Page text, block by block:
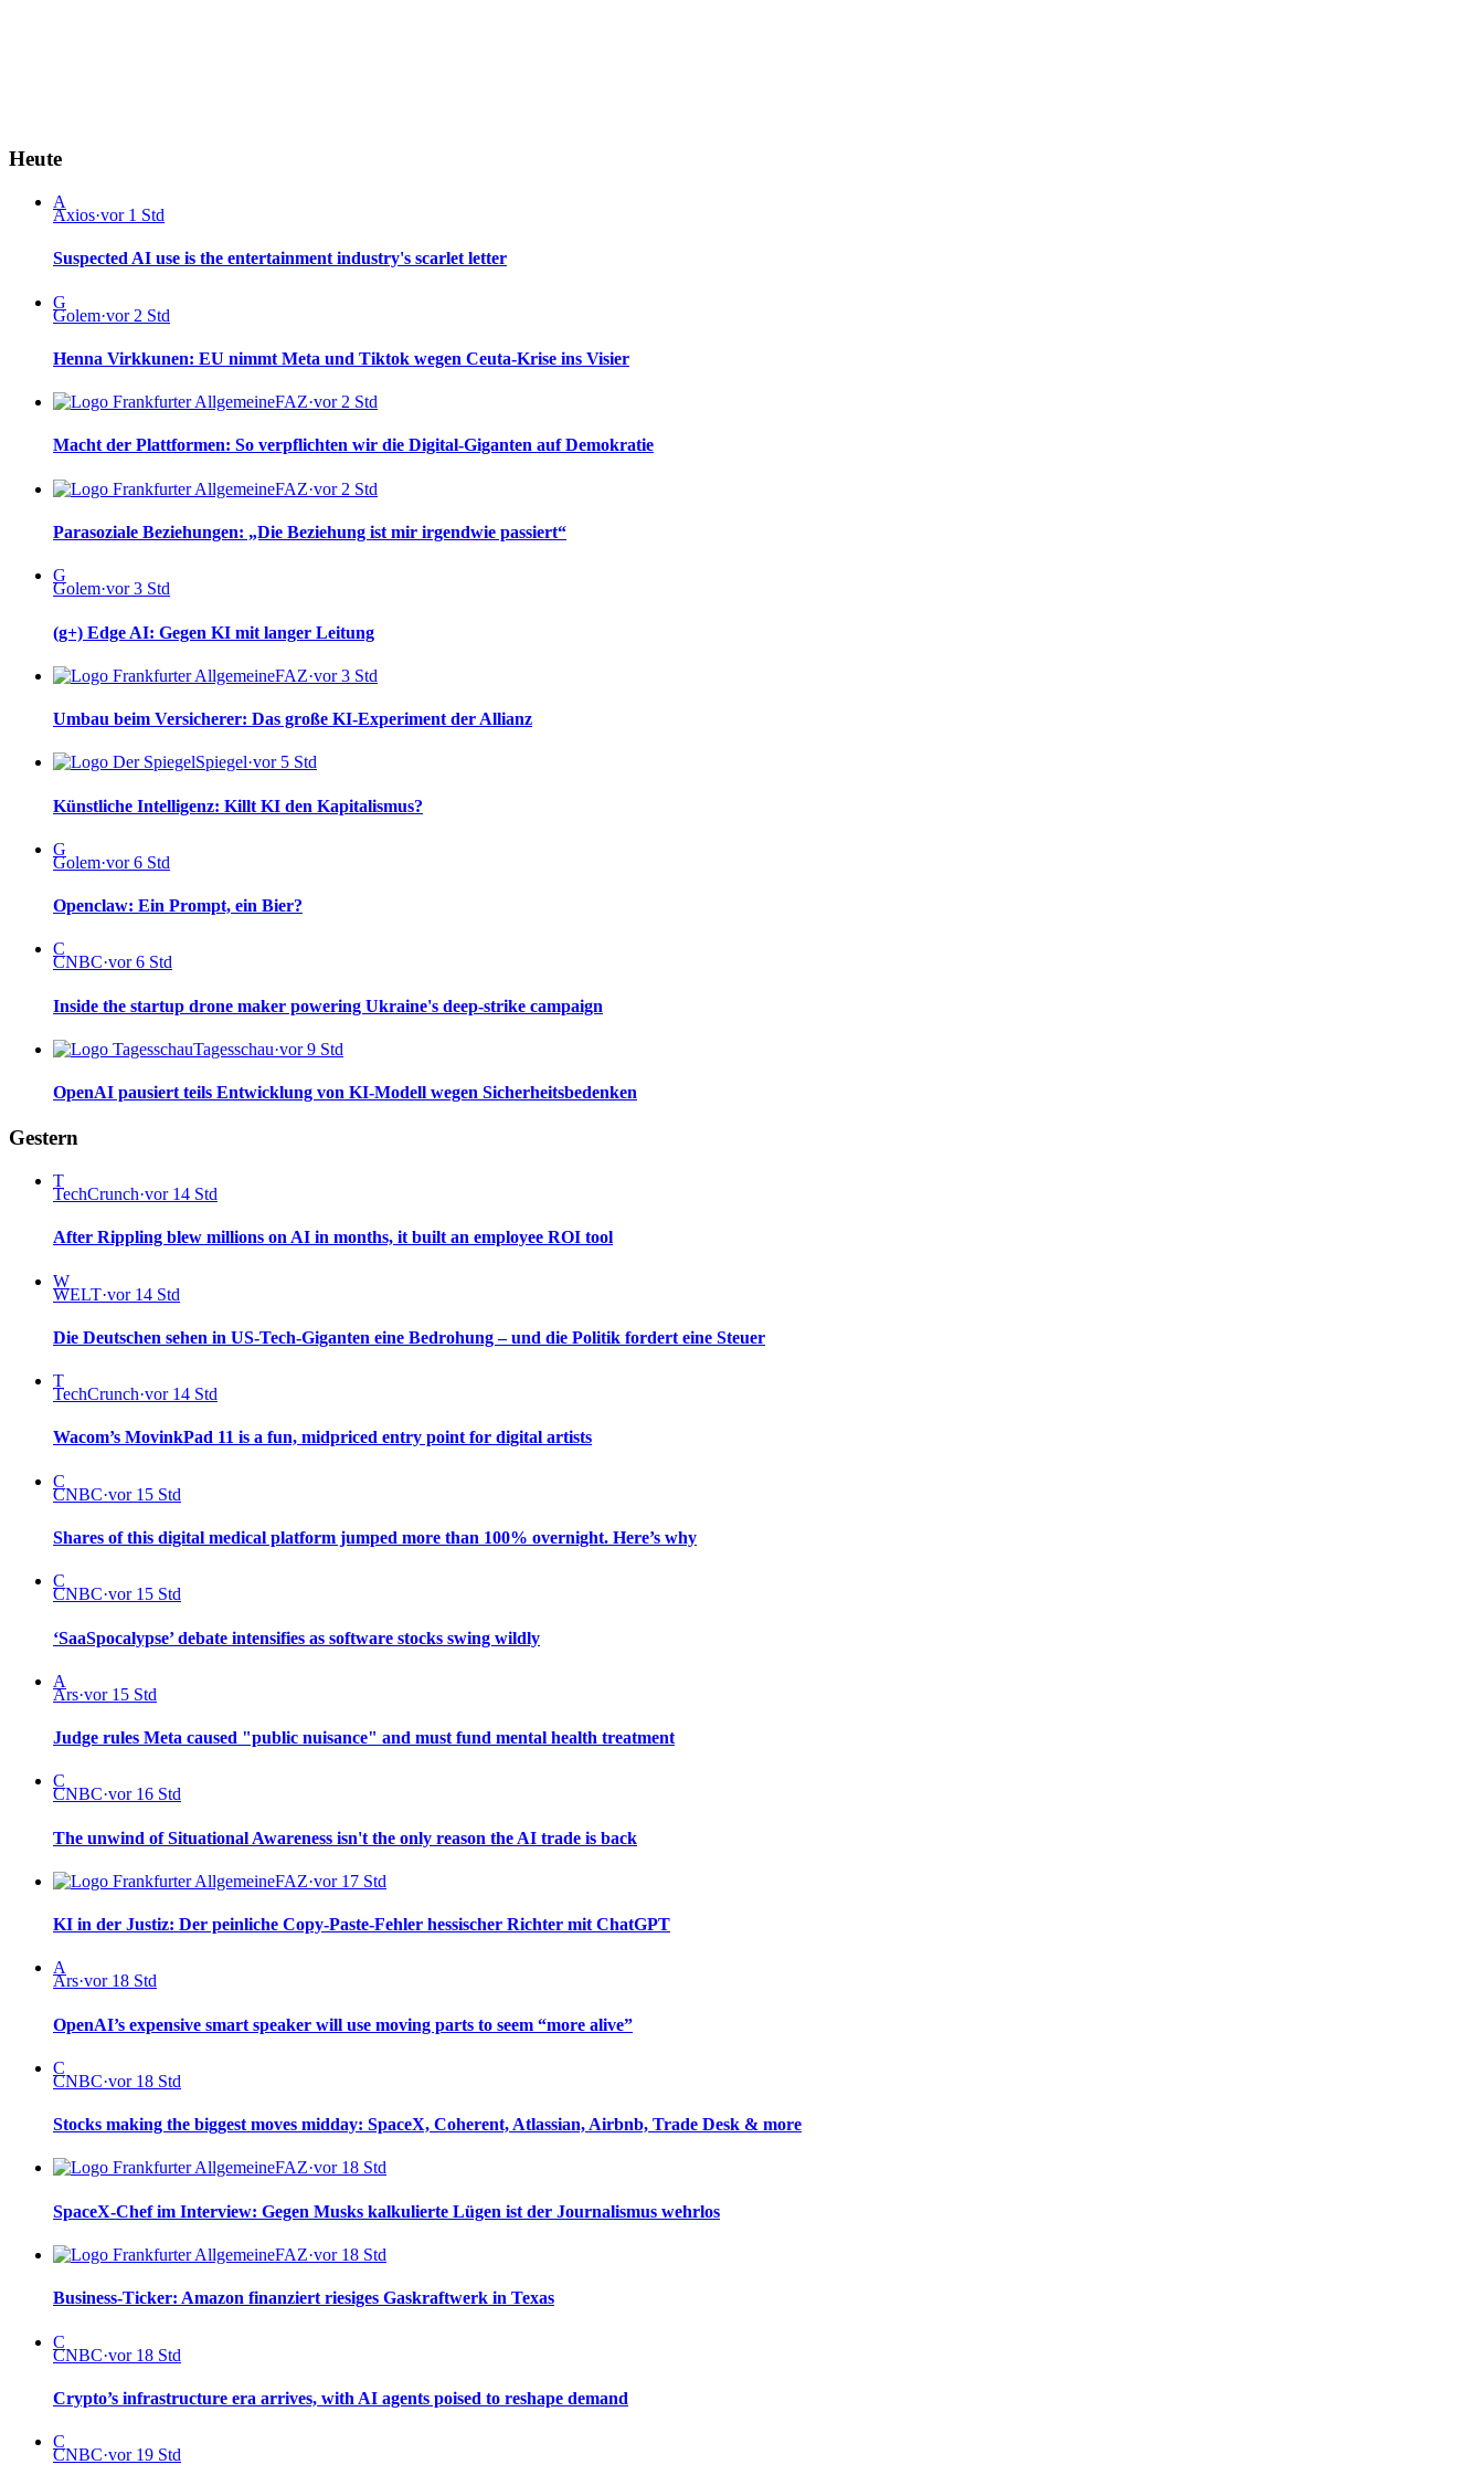
Heute
A
Axios·vor 1 Std
Suspected AI use is the entertainment industry's scarlet letter
G
Golem·vor 2 Std
Henna Virkkunen: EU nimmt Meta und Tiktok wegen Ceuta-Krise ins Visier
FAZ·vor 2 Std
Macht der Plattformen: So verpflichten wir die Digital-Giganten auf Demokratie
FAZ·vor 2 Std
Parasoziale Beziehungen: „Die Beziehung ist mir irgendwie passiert“
G
Golem·vor 3 Std
(g+) Edge AI: Gegen KI mit langer Leitung
FAZ·vor 3 Std
Umbau beim Versicherer: Das große KI-Experiment der Allianz
Spiegel·vor 5 Std
Künstliche Intelligenz: Killt KI den Kapitalismus?
G
Golem·vor 6 Std
Openclaw: Ein Prompt, ein Bier?
C
CNBC·vor 6 Std
Inside the startup drone maker powering Ukraine's deep-strike campaign
Tagesschau·vor 9 Std
OpenAI pausiert teils Entwicklung von KI-Modell wegen Sicherheitsbedenken
Gestern
T
TechCrunch·vor 14 Std
After Rippling blew millions on AI in months, it built an employee ROI tool
W
WELT·vor 14 Std
Die Deutschen sehen in US-Tech-Giganten eine Bedrohung – und die Politik fordert eine Steuer
T
TechCrunch·vor 14 Std
Wacom’s MovinkPad 11 is a fun, midpriced entry point for digital artists
C
CNBC·vor 15 Std
Shares of this digital medical platform jumped more than 100% overnight. Here’s why
C
CNBC·vor 15 Std
‘SaaSpocalypse’ debate intensifies as software stocks swing wildly
A
Ars·vor 15 Std
Judge rules Meta caused "public nuisance" and must fund mental health treatment
C
CNBC·vor 16 Std
The unwind of Situational Awareness isn't the only reason the AI trade is back
FAZ·vor 17 Std
KI in der Justiz: Der peinliche Copy-Paste-Fehler hessischer Richter mit ChatGPT
A
Ars·vor 18 Std
OpenAI’s expensive smart speaker will use moving parts to seem “more alive”
C
CNBC·vor 18 Std
Stocks making the biggest moves midday: SpaceX, Coherent, Atlassian, Airbnb, Trade Desk & more
FAZ·vor 18 Std
SpaceX-Chef im Interview: Gegen Musks kalkulierte Lügen ist der Journalismus wehrlos
FAZ·vor 18 Std
Business-Ticker: Amazon finanziert riesiges Gaskraftwerk in Texas
C
CNBC·vor 18 Std
Crypto’s infrastructure era arrives, with AI agents poised to reshape demand
C
CNBC·vor 19 Std